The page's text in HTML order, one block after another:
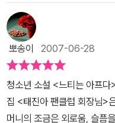
독자들은 마치 자기들이 주
정한 주인공인 할머니 할아
리 민경이는, '태진아 팬클럽
자신의 경험 세계만큼 이해
쌍하고, 버럭 할배의 환이 형
엄마에게 '우리 할머니 시집
처럼 반대하지 않고 엄마가
궁상맞지 않게 써 두었는데
키우신 부모님의 노고와 그
현실에 가슴을 콕콕 찌르는
들에게 할머니, 할아버지라
같다. 직장을 다니면서 자식
이 살거나 하는 경우도 있지
라는 집들은 바쁘다는 이유
뽀송이 2007-06-28
청소년 소설 <느티는 아프
집 <태진아 팬클럽 회장님>
머니의 조금은 외로움, 슬픔